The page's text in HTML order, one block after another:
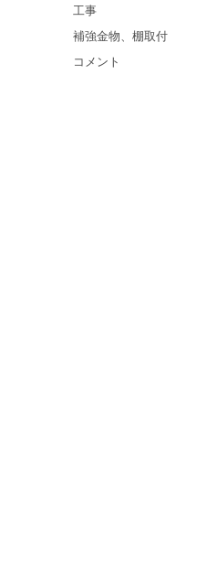
ゴ
リ
工事
タ
補強金物、棚取付
棚
コメント